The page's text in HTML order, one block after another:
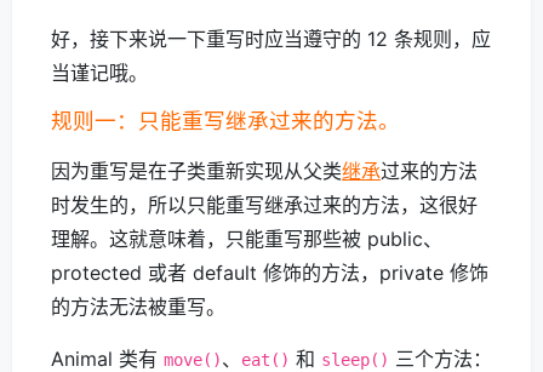
好，接下来说一下重写时应当遵守的 12 条规则，应
当谨记哦。
规则一：只能重写继承过来的方法。
因为重写是在子类重新实现从父类继承过来的方法
时发生的，所以只能重写继承过来的方法，这很好
理解。这就意味着，只能重写那些被 public、
protected 或者 default 修饰的方法，private 修饰
的方法无法被重写。
Animal 类有 move()、 eat() 和 sleep() 三个方法：